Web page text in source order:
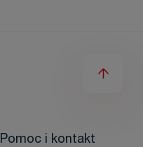
Pomoc i kontakt